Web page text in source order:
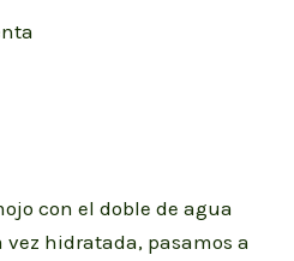
con el doble de agua
hidratada, pasamos a